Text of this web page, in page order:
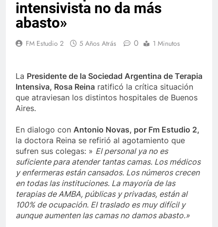
intensivista no da más
abasto»
FM Estudio 2 5 Años Atrás 0 1 Minutos
La Presidente de la Sociedad Argentina de Terapia
Intensiva, Rosa Reina ratificó la crítica situación
que atraviesan los distintos hospitales de Buenos
Aires.
En dialogo con Antonio Novas, por Fm Estudio 2,
la doctora Reina se refirió al agotamiento que
sufren sus colegas: » El personal ya no es
suficiente para atender tantas camas. Los médicos
y enfermeras están cansados. Los números crecen
en todas las instituciones. La mayoría de las
terapias de AMBA, públicas y privadas, están al
100% de ocupación. El traslado es muy difícil y
aunque aumenten las camas no damos abasto.»